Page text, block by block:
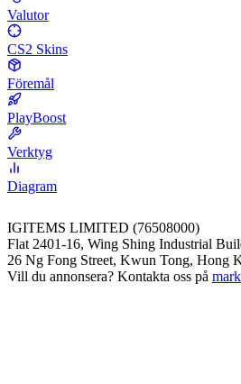
Valutor
CS2 Skins
Föremål
PlayBoost
Verktyg
Diagram
IGITEMS LIMITED (76508000)
Flat 2401-16, Wing Shing Industrial
26 Ng Fong Street, Kwun Tong, Hong
Vill du annonsera? Kontakta oss på